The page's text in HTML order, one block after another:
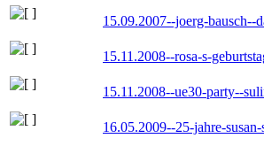
15.09.2007--joerg-bausch--
15.11.2008--rosa-s-
15.11.2008--ue30-party--
16.05.2009--25-jahre-